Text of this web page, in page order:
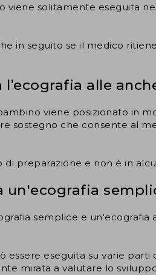
viene solitamente eseguita
in seguito se il medico
alle
viene posizionato in
sostegno che consente al
di preparazione e non è in
un'ecografia
semplice e
essere eseguita su varie
mirata a valutare lo